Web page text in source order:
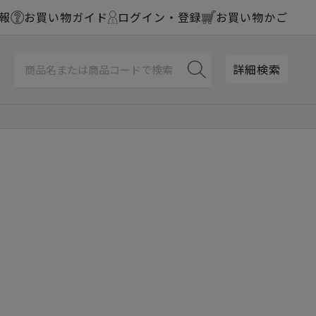
お買い物ガイド ログイン・登録 お買い物かご
詳細検索